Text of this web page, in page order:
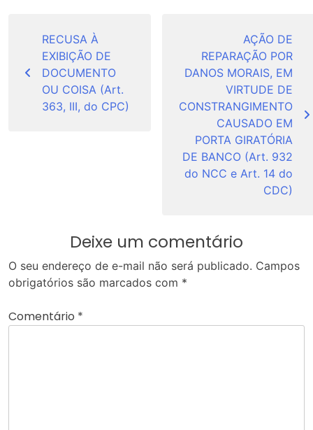
Post
RECUSA À
EXIBIÇÃO DE
DOCUMENTO
OU COISA (Art.
363, III, do CPC)
AÇÃO DE
REPARAÇÃO POR
DANOS MORAIS, EM
VIRTUDE DE
CONSTRANGIMENTO
CAUSADO EM
PORTA GIRATÓRIA
DE BANCO (Art. 932
do NCC e Art. 14 do
CDC)
Deixe um comentário
O seu endereço de e-mail não será publicado. Campos
obrigatórios são marcados com *
Comentário *